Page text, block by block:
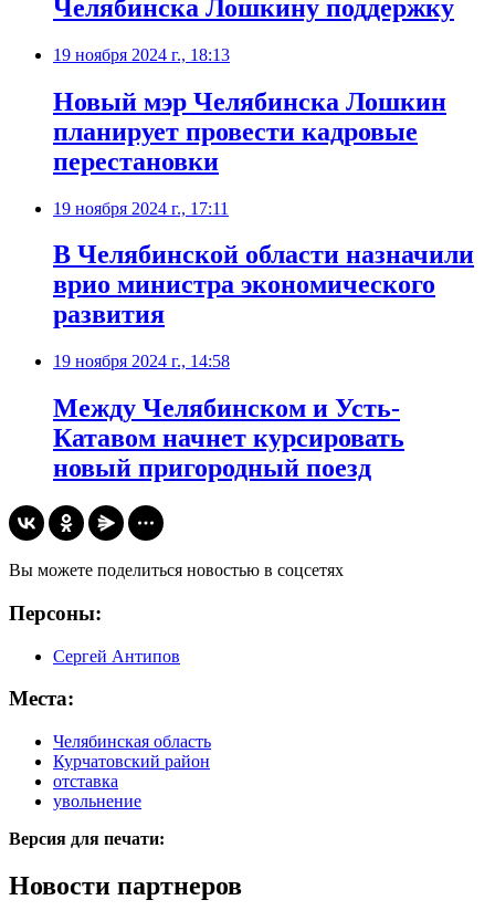
Челябинска Лошкину поддержку
19 ноября 2024 г., 18:13
Новый мэр Челябинска Лошкин
планирует провести кадровые
перестановки
19 ноября 2024 г., 17:11
В Челябинской области назначили
врио министра экономического
развития
19 ноября 2024 г., 14:58
Между Челябинском и Усть-
Катавом начнет курсировать
новый пригородный поезд
Вы можете поделиться новостью в соцсетях
Персоны:
Сергей Антипов
Места:
Челябинская область
Курчатовский район
отставка
увольнение
Версия для печати:
Новости партнеров